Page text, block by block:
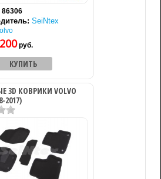
86306
SeiNtex
руб.
3D КОВРИКИ VOLVO
2017)